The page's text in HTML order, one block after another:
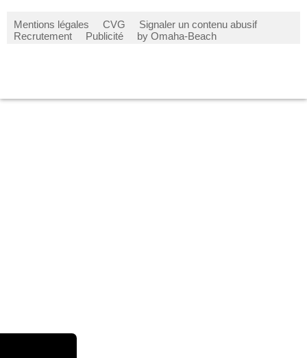
Mentions légales CVG
Signaler un contenu abusif
Recrutement
Publicité by Omaha-Beach